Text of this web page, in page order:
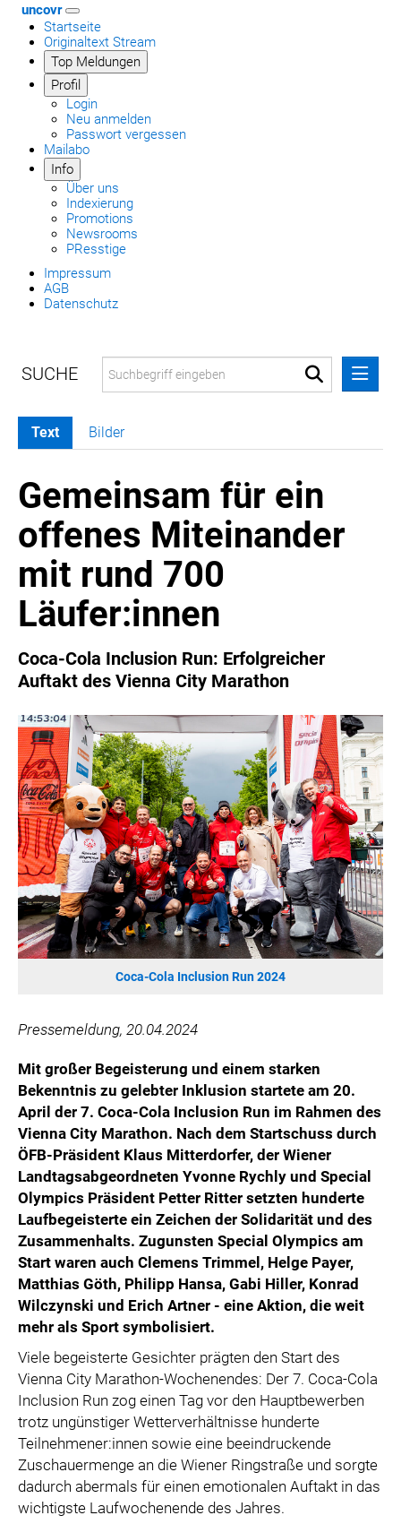
uncovr
Startseite
Originaltext Stream
Top Meldungen
Profil
Login
Neu anmelden
Passwort vergessen
Mailabo
Info
Über uns
Indexierung
Promotions
Newsrooms
PResstige
Impressum
AGB
Datenschutz
MELDUNGEN
COCA-COLA
COCA-COLA HBC ÖSTERREICH
RÖMERQUELLE
ÖSTERREICHISCHE SPORTHILFE
KESCH
BARFLY'S CLUB
SPORTS MEDIA AUSTRIA
RECYCLEMICH-INITIATIVE
VIER HOCH VIER
ALFIES
HANNERSBERG
WILHELM-EXNER-MEDAILLEN STIFTUNG
ADMIRAL SPORTWETTEN
EWP RECYCLING PFAND ÖSTERREICH
ANNEMARIE CHARITY
IMPERIAL MARKETS
TRÄGERVEREIN EINWEGPFAND
MEDIA
LOGOS
COCA COLA
PRESSEKONTAKT
Text Bilder
Gemeinsam für ein
offenes Miteinander
mit rund 700
Läufer:innen
Coca-Cola Inclusion Run: Erfolgreicher
Auftakt des Vienna City Marathon
Coca-Cola Inclusion Run 2024
Pressemeldung, 20.04.2024
Mit großer Begeisterung und einem starken
Bekenntnis zu gelebter Inklusion startete am 20.
April der 7. Coca-Cola Inclusion Run im Rahmen des
Vienna City Marathon. Nach dem Startschuss durch
ÖFB-Präsident Klaus Mitterdorfer, der Wiener
Landtagsabgeordneten Yvonne Rychly und Special
Olympics Präsident Petter Ritter setzten hunderte
Laufbegeisterte ein Zeichen der Solidarität und des
Zusammenhalts. Zugunsten Special Olympics am
Start waren auch Clemens Trimmel, Helge Payer,
Matthias Göth, Philipp Hansa, Gabi Hiller, Konrad
Wilczynski und Erich Artner - eine Aktion, die weit
mehr als Sport symbolisiert.
Viele begeisterte Gesichter prägten den Start des
Vienna City Marathon-Wochenendes: Der 7. Coca-Cola
Inclusion Run zog einen Tag vor den Hauptbewerben
trotz ungünstiger Wetterverhältnisse hunderte
Teilnehmener:innen sowie eine beeindruckende
Zuschauermenge an die Wiener Ringstraße und sorgte
dadurch abermals für einen emotionalen Auftakt in das
wichtigste Laufwochenende des Jahres.